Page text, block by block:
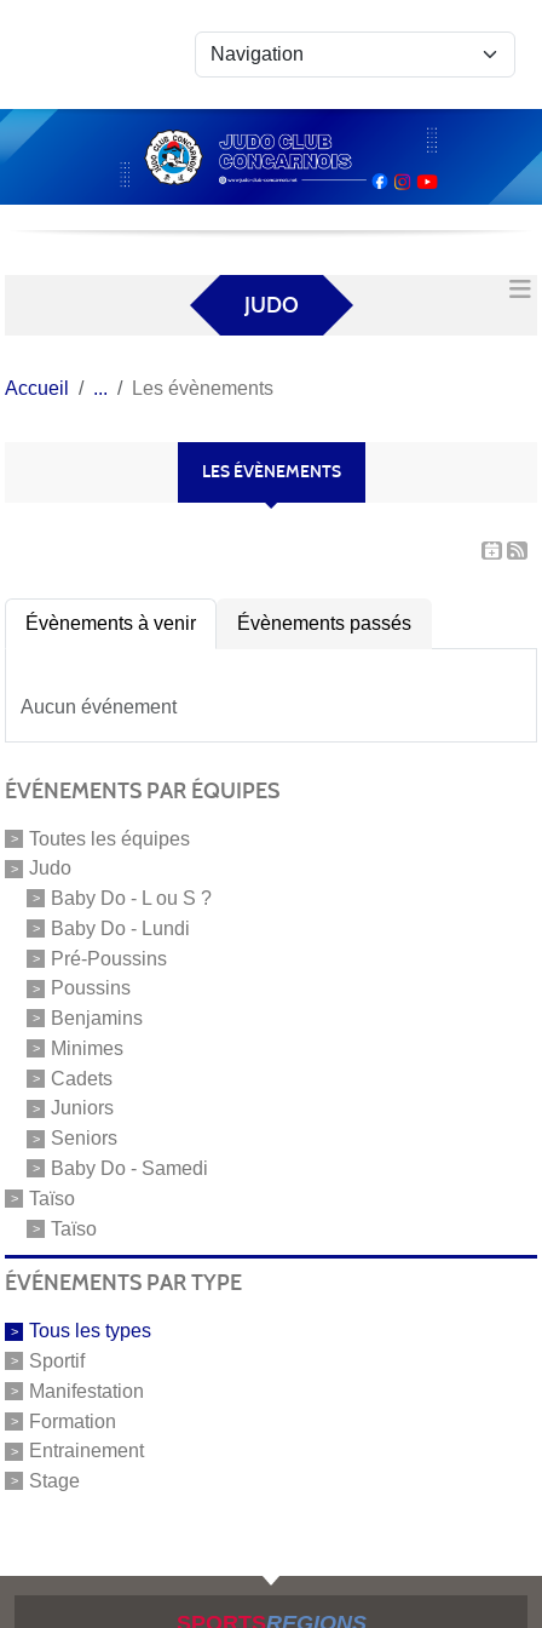
JUDO
Accueil Les évènements
LES ÉVÈNEMENTS
Évènements à venir Évènements passés
Aucun événement
ÉVÉNEMENTS PAR ÉQUIPES
Toutes les équipes
Judo
Baby Do - L ou S ?
Baby Do - Lundi
Pré-Poussins
Poussins
Benjamins
Minimes
Cadets
Juniors
Seniors
Baby Do - Samedi
Taïso
Taïso
ÉVÉNEMENTS PAR TYPE
Tous les types
Sportif
Manifestation
Formation
Entrainement
Stage
SPORTSREGIONS